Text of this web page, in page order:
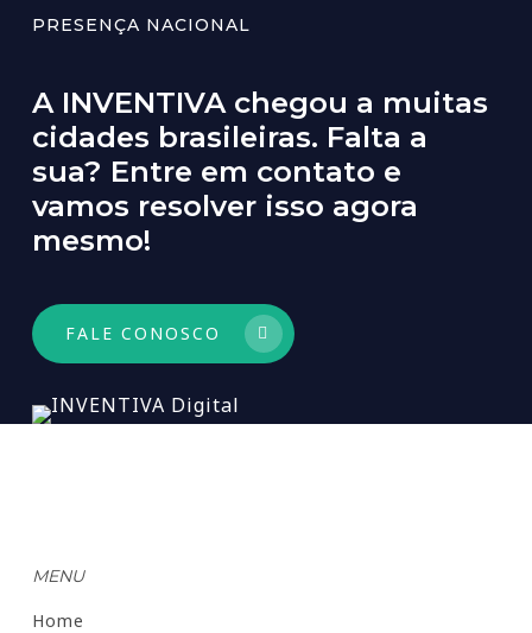
PRESENÇA NACIONAL
A INVENTIVA chegou a muitas
cidades brasileiras. Falta a
sua? Entre em contato e
vamos resolver isso agora
mesmo!
FALE CONOSCO
MENU
Home